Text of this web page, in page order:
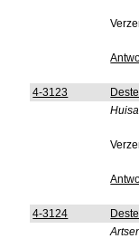
4-3123
4-3124